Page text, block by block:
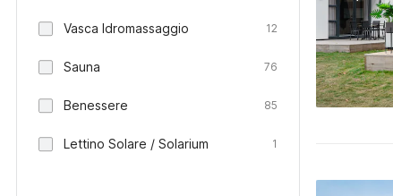
Vasca Idromassaggio 12
Sauna 76
Benessere 85
Lettino Solare / Solarium 1